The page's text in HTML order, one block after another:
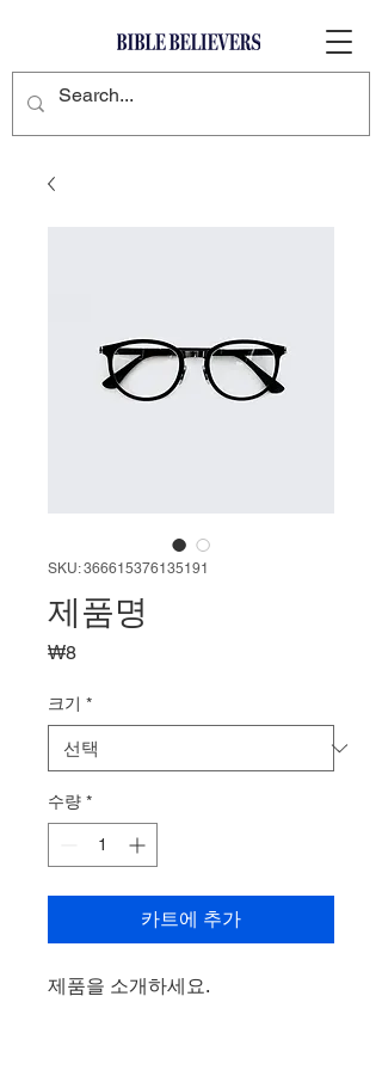
SKU: 366615376135191
제품명
₩8가
크기 *
수량 *
카트에 추가
제품을 소개하세요.